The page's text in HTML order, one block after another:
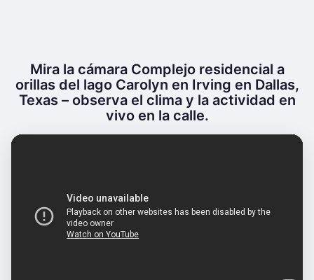
Mira la cámara Complejo residencial a
orillas del lago Carolyn en Irving en Dallas,
Texas – observa el clima y la actividad en
vivo en la calle.